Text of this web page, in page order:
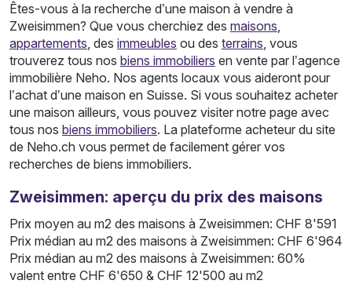
Êtes-vous à la recherche d’une maison à vendre à
Zweisimmen? Que vous cherchiez des maisons,
appartements, des immeubles ou des terrains, vous
trouverez tous nos biens immobiliers en vente par l’agence
immobilière Neho. Nos agents locaux vous aideront pour
l’achat d’une maison en Suisse. Si vous souhaitez acheter
une maison ailleurs, vous pouvez visiter notre page avec
tous nos biens immobiliers. La plateforme acheteur du site
de Neho.ch vous permet de facilement gérer vos
recherches de biens immobiliers.
Zweisimmen: aperçu du prix des maisons
Prix moyen au m2 des maisons à Zweisimmen: CHF 8'591
Prix médian au m2 des maisons à Zweisimmen: CHF 6'964
Prix médian au m2 des maisons à Zweisimmen: 60%
valent entre CHF 6'650 & CHF 12'500 au m2